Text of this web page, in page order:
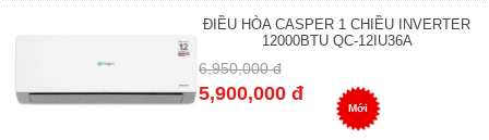
ĐIỀU HÒA CASPER 1 CHIỀU INVERTER
12000BTU QC-12IU36A
6,950,000 đ
5,900,000 đ
Mới